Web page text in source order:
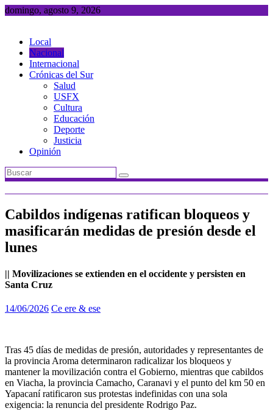
Saltar
domingo, agosto 9, 2026
Local
Nacional
Internacional
Crónicas del Sur
Salud
USFX
Cultura
Educación
Deporte
Justicia
Opinión
Cabildos indígenas ratifican bloqueos y
masificarán medidas de presión desde el
lunes
|| Movilizaciones se extienden en el occidente y persisten en
Santa Cruz
14/06/2026 Ce ere & ese
Tras 45 días de medidas de presión, autoridades y representantes de
la provincia Aroma determinaron radicalizar los bloqueos y
mantener la movilización contra el Gobierno, mientras que cabildos
en Viacha, la provincia Camacho, Caranavi y el punto del km 50 en
Yapacaní ratificaron sus protestas indefinidas con una sola
exigencia: la renuncia del presidente Rodrigo Paz.